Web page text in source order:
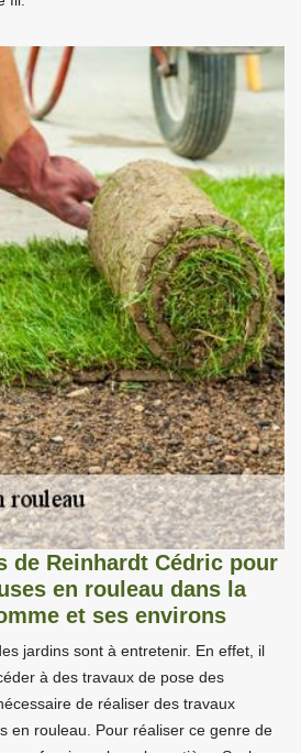
de Reinhardt Cédric pour
en rouleau dans la
et ses environs
jardins sont à entretenir. En effet, il
à des travaux de pose des
de réaliser des travaux
en rouleau. Pour réaliser ce genre de